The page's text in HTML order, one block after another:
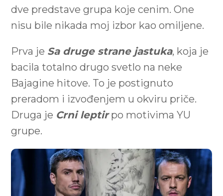
dve predstave grupa koje cenim. One
nisu bile nikada moj izbor kao omiljene.
Prva je Sa druge strane jastuka, koja je
bacila totalno drugo svetlo na neke
Bajagine hitove. To je postignuto
preradom i izvođenjem u okviru priče.
Druga je Crni leptirpo motivima YU
grupe.